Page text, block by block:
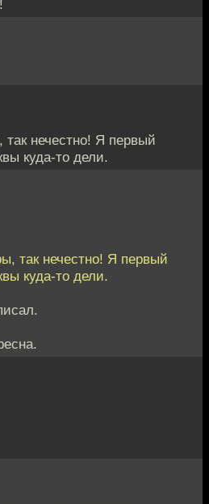
нечестно! Я первый
куда-то дели.
так нечестно! Я первый
куда-то дели.